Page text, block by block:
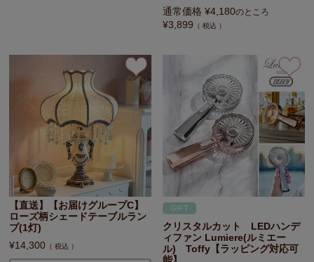
通常価格 ¥4,180のところ
¥3,899 税込
【直送】【お届けグループC】
ローズ柄シェードテーブルラン
プ(1灯)
¥14,300 税込
GIFT
クリスタルカット LEDハンデ
ィファン Lumiere(ルミエー
ル) Toffy【ラッピング対応可
能】